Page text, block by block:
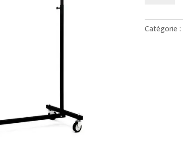
Catégorie :